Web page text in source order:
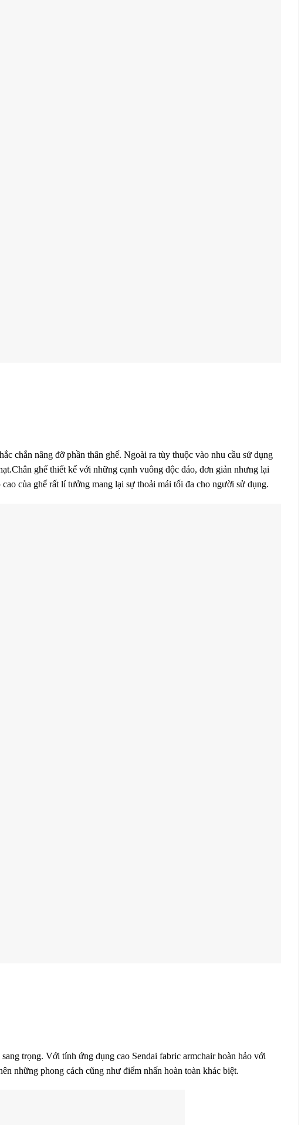
chắn nâng đỡ phần thân ghế. Ngoài ra tùy thuộc vào nhu cầu sử dụng
ghế thiết kế với những cạnh vuông độc đáo, đơn giản nhưng lại
của ghế rất lí tưởng mang lại sự thoải mái tối đa cho người sử dụng.
trọng. Với tính ứng dụng cao Sendai fabric armchair hoàn hảo với
những phong cách cũng như điểm nhấn hoàn toàn khác biệt.